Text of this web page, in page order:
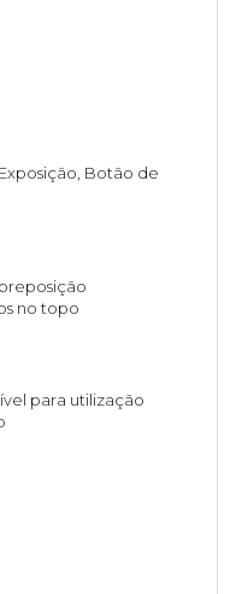
Botão de
no topo
para utilização